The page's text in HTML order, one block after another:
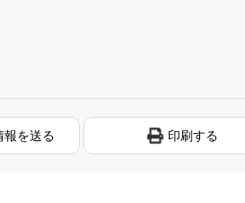
報を送る 印刷する